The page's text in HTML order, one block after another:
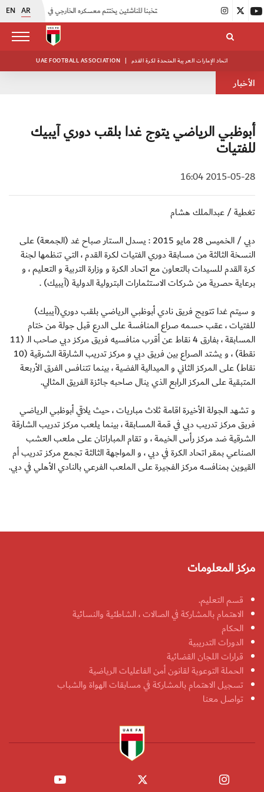
EN AR
اتحاد الكرة يُنظم ورشة عمل للمراقبين المعتمدين
UAE FOOTBALL ASSOCIATION | اتحاد الإمارات العربية المتحدة لكرة القدم
الأخبار
أبوظبي الرياضي يتوج غدا بلقب دوري آيبيك
للفتيات
2015-05-28 16:04
تغطية / عبدالملك هشام
دبي / الخميس 28 مايو 2015 : يسدل الستار صباح غد (الجمعة) على
النسخة الثالثة من مسابقة دوري الفتيات لكرة القدم ، التي تنظمها لجنة
كرة القدم للسيدات بالتعاون مع اتحاد الكرة و وزارة التربية و التعليم ، و
برعاية حصرية من شركات الاستثمارات البترولية الدولية (آيبيك) .
و سيتم غدا تتويج فريق نادي أبوظبي الرياضي بلقب دوري(آيبيك)
للفتيات ، عقب حسمه صراع المنافسة على الدرع قبل جولة من ختام
المسابقة ، بفارق 4 نقاط عن أقرب منافسيه فريق مركز دبي صاحب الـ (11
نقطة) ، و يشتد الصراع بين فريق دبي و مركز تدريب الشارقة الشرقية (10
نقاط) على المركز الثاني و الميدالية الفضية ، بينما تتنافس الفرق الأربعة
المتبقية على المركز الرابع الذي ينال صاحبه جائزة الفريق المثالي.
و تشهد الجولة الأخيرة اقامة ثلاث مباريات ، حيث يلاقي أبوظبي الرياضي
فريق مركز تدريب دبي في قمة المسابقة ، بينما يلعب مركز تدريب الشارقة
الشرقية ضد مركز رأس الخيمة ، و تقام المباراتان على ملعب العشب
الصناعي بمقر اتحاد الكرة في دبي ، و المواجهة الثالثة تجمع مركز تدريب أم
القيوين بمنافسه مركز الفجيرة على الملعب الفرعي بالنادي الأهلي في دبي.
مركز المعلومات
قسم التعليم.
الاهتمام بالمشاركة في الصالات ، الشاطئية والنسائية
الحكام
الدورات التدريبية
قرارات اللجان القضائية
الحملة التوعوية لقانون أمن الفاعليات الرياضية
تسجيل الاهتمام بالمشاركة في مسابقات الهواة والشباب
تواصل معنا